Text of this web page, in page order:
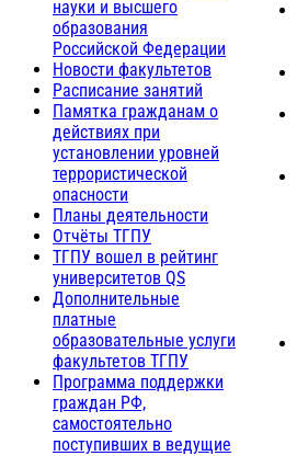
науки и высшего
образования
Российской Федерации
Новости факультетов
Расписание занятий
Памятка гражданам о
действиях при
установлении уровней
террористической
опасности
Планы деятельности
Отчёты ТГПУ
ТГПУ вошел в рейтинг
университетов QS
Дополнительные
платные
образовательные услуги
факультетов ТГПУ
Программа поддержки
граждан РФ,
самостоятельно
поступивших в ведущие